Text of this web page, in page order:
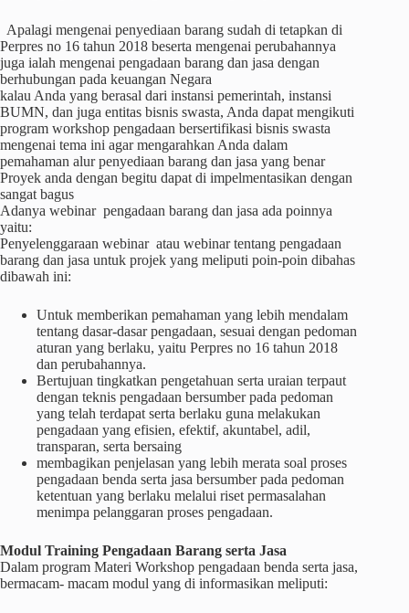
Apalagi mengenai penyediaan barang sudah di tetapkan di
Perpres no 16 tahun 2018 beserta mengenai perubahannya
juga ialah mengenai pengadaan barang dan jasa dengan
berhubungan pada keuangan Negara
kalau Anda yang berasal dari instansi pemerintah, instansi
BUMN, dan juga entitas bisnis swasta, Anda dapat mengikuti
program workshop pengadaan bersertifikasi bisnis swasta
mengenai tema ini agar mengarahkan Anda dalam
pemahaman alur penyediaan barang dan jasa yang benar
Proyek anda dengan begitu dapat di impelmentasikan dengan
sangat bagus
Adanya webinar pengadaan barang dan jasa ada poinnya
yaitu:
Penyelenggaraan webinar atau webinar tentang pengadaan
barang dan jasa untuk projek yang meliputi poin-poin dibahas
dibawah ini:
Untuk memberikan pemahaman yang lebih mendalam
tentang dasar-dasar pengadaan, sesuai dengan pedoman
aturan yang berlaku, yaitu Perpres no 16 tahun 2018
dan perubahannya.
Bertujuan tingkatkan pengetahuan serta uraian terpaut
dengan teknis pengadaan bersumber pada pedoman
yang telah terdapat serta berlaku guna melakukan
pengadaan yang efisien, efektif, akuntabel, adil,
transparan, serta bersaing
membagikan penjelasan yang lebih merata soal proses
pengadaan benda serta jasa bersumber pada pedoman
ketentuan yang berlaku melalui riset permasalahan
menimpa pelanggaran proses pengadaan.
Modul Training Pengadaan Barang serta Jasa
Dalam program Materi Workshop pengadaan benda serta jasa,
bermacam- macam modul yang di informasikan meliputi: